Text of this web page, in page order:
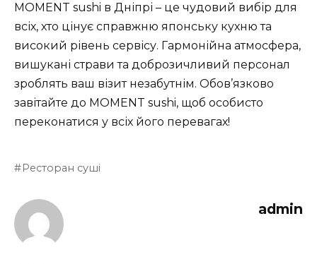
MOMENT sushi в Дніпрі – це чудовий вибір для
всіх, хто цінує справжню японську кухню та
високий рівень сервісу. Гармонійна атмосфера,
вишукані страви та доброзичливий персонал
зроблять ваш візит незабутнім. Обов’язково
завітайте до MOMENT sushi, щоб особисто
переконатися у всіх його перевагах!
Ресторан суші
admin